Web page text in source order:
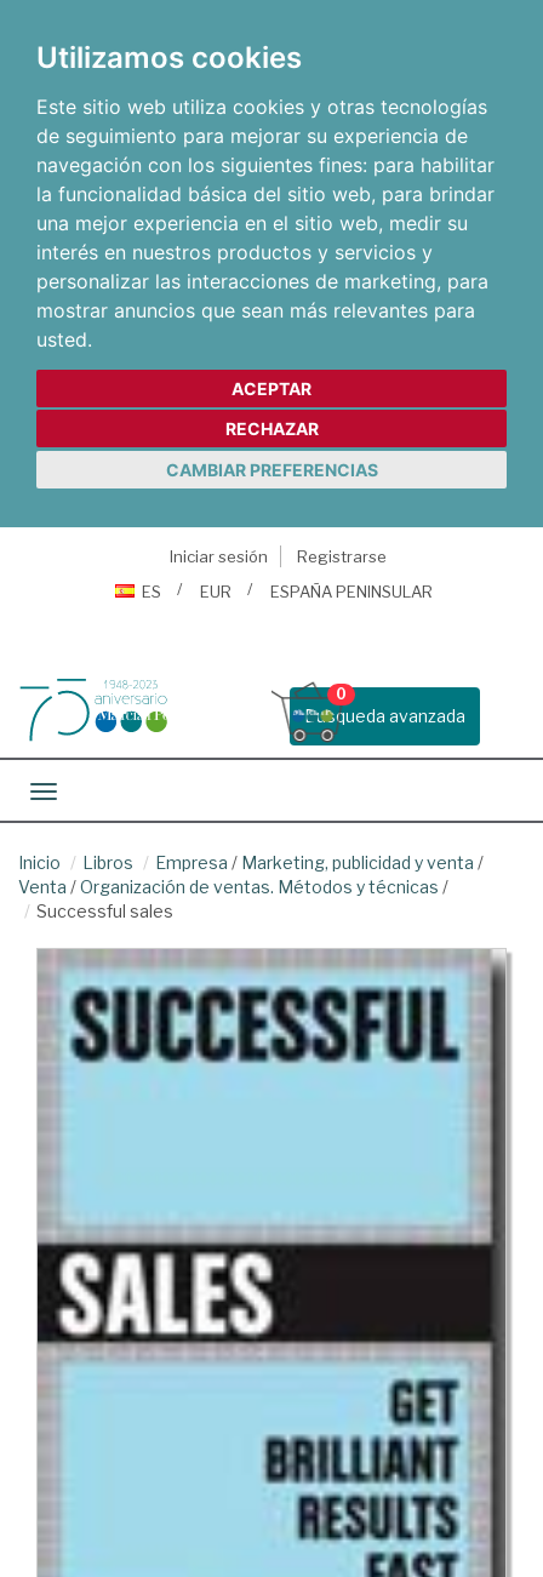
Utilizamos cookies
Este sitio web utiliza cookies y otras tecnologías
de seguimiento para mejorar su experiencia de
navegación con los siguientes fines: para habilitar
la funcionalidad básica del sitio web, para brindar
una mejor experiencia en el sitio web, medir su
interés en nuestros productos y servicios y
personalizar las interacciones de marketing, para
mostrar anuncios que sean más relevantes para
usted.
ACEPTAR
RECHAZAR
CAMBIAR PREFERENCIAS
Iniciar sesión
Registrarse
ES
EUR ESPAÑA PENINSULAR
Busqueda avanzada
0
Toggle navigation
Inicio Libros Empresa / Marketing, publicidad y venta /
Venta /Organización de ventas. Métodos y técnicas /
Successful sales